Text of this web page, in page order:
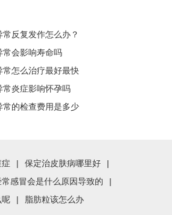
常反复发作怎么办？
常会影响寿命吗
常怎么治疗最好最快
常炎症影响怀孕吗
常的检查费用是多少
| 保定治皮肤病哪里好
|
常感冒会是什么原因导致的
|
呢 | 脂肪粒该怎么办